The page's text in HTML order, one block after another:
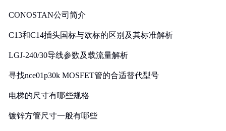
CONOSTAN公司简介
C13和C14插头国标与欧标的区别及其标准解析
LGJ-240/30导线参数及载流量解析
寻找nce01p30k MOSFET管的合适替代型号
电梯的尺寸有哪些规格
镀锌方管尺寸一般有哪些